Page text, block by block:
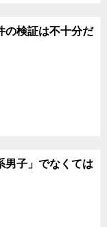
の検証は不十分だ
男子」でなくては